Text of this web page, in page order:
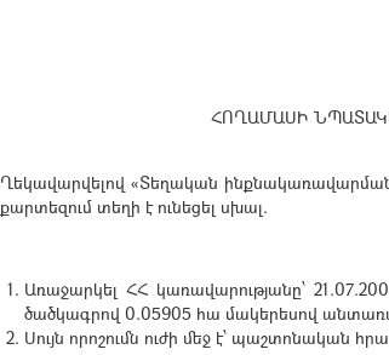
ՀՈՂԱՄԱՍԻ
Ղեկավարվելով «Տեղական ինքնակառավարման
քարտեզում տեղի է ունեցել սխալ.
Առաջարկել ՀՀ կառավարությանը՝
ծածկագրով 0.05905 հա մակերեսով
Սույն որոշումն ուժի մեջ է՝ պաշտոնական